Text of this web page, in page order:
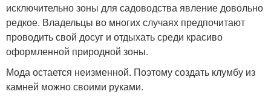
исключительно зоны для садоводства явление довольно
редкое. Владельцы во многих случаях предпочитают
проводить свой досуг и отдыхать среди красиво
оформленной природной зоны.
Мода остается неизменной. Поэтому создать клумбу из
камней можно своими руками.